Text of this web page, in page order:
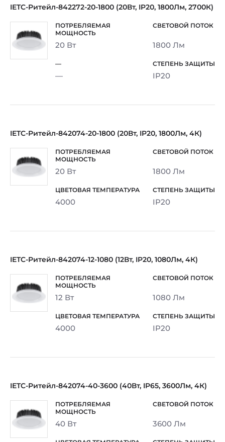
IETC-Ритейл-842272-20-1800 (20Вт, IP20, 1800Лм, 2700К)
20 Вт 1800 Лм
— IP20
IETC-Ритейл-842074-20-1800 (20Вт, IP20, 1800Лм, 4К)
20 Вт 1800 Лм
4000 IP20
IETC-Ритейл-842074-12-1080 (12Вт, IP20, 1080Лм, 4К)
12 Вт 1080 Лм
4000 IP20
IETC-Ритейл-842074-40-3600 (40Вт, IP65, 3600Лм, 4К)
40 Вт 3600 Лм